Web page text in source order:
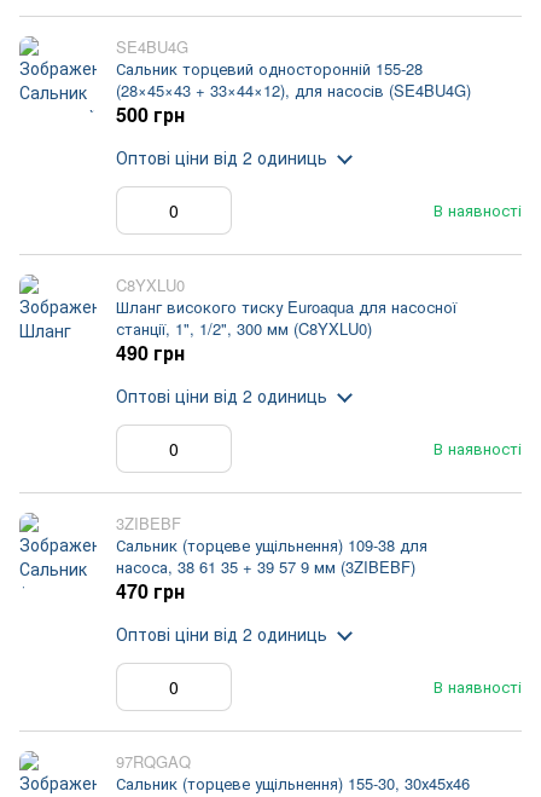
SE4BU4G
Сальник торцевий односторонній 155-28
(28×45×43 + 33×44×12), для насосів (SE4BU4G)
В наявності
500 грн
Оптові ціни від 2 одиниць
C8YXLU0
Шланг високого тиску Euroaqua для насосної
станції, 1", 1/2", 300 мм (C8YXLU0)
В наявності
490 грн
Оптові ціни від 2 одиниць
3ZIBEBF
Сальник (торцеве ущільнення) 109-38 для
насоса, 38 61 35 + 39 57 9 мм (3ZIBEBF)
В наявності
470 грн
Оптові ціни від 2 одиниць
97RQGAQ
Сальник (торцеве ущільнення) 155-30, 30х45х46